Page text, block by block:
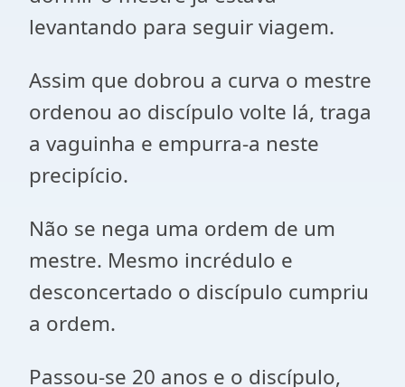
levantando para seguir viagem.
Assim que dobrou a curva o mestre
ordenou ao discípulo volte lá, traga
a vaguinha e empurra-a neste
precipício.
Não se nega uma ordem de um
mestre. Mesmo incrédulo e
desconcertado o discípulo cumpriu
a ordem.
Passou-se 20 anos e o discípulo,